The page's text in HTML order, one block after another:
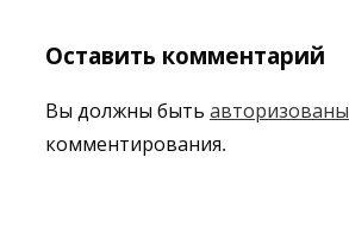
Оставить комментарий
Вы должны быть авторизованы
комментирования.